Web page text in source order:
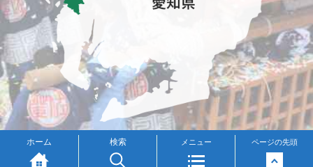
ホーム 検索 メニュー